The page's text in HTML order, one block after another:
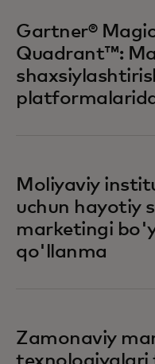
Gartner®
Quadrant™:
opens in a new tab
Moliyaviy
uchun hayotiy
marketingi
qo'llanma
Zamonaviy